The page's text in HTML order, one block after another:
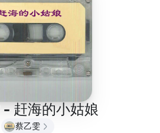
赶海的小姑娘
蔡乙雯